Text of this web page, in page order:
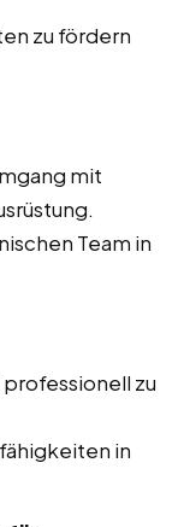
zu fördern
mit
Team in
zu
in